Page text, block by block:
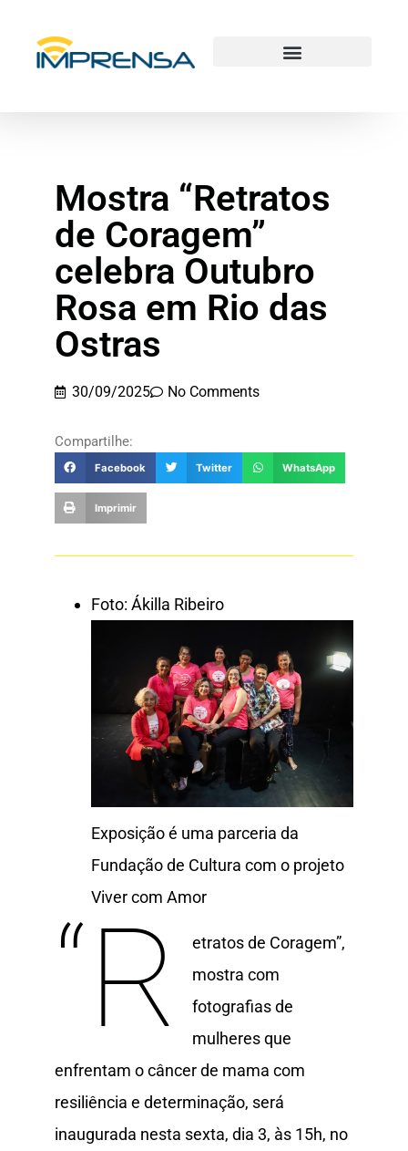
Mostra “Retratos
de Coragem”
celebra Outubro
Rosa em Rio das
Ostras
30/09/2025 No Comments
Compartilhe:
Facebook Twitter WhatsApp
Imprimir
Foto: Ákilla Ribeiro
Exposição é uma parceria da
Fundação de Cultura com o projeto
Viver com Amor
“R
etratos de Coragem”,
mostra com
fotografias de
mulheres que
enfrentam o câncer de mama com
resiliência e determinação, será
inaugurada nesta sexta, dia 3, às 15h, no